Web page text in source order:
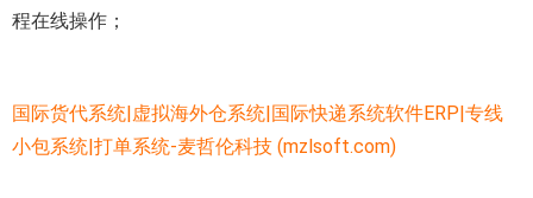
程在线操作；
国际货代系统|虚拟海外仓系统|国际快递系统软件ERP|专线
小包系统|打单系统-麦哲伦科技 (mzlsoft.com)